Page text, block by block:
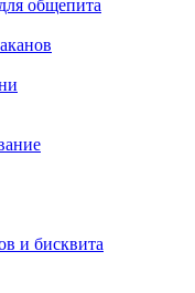
общепита
и бисквита